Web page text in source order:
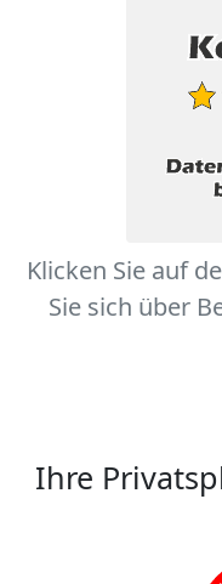
Klicken Sie auf
Sie sich über
Ihre